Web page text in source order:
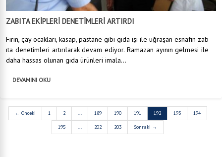
ZABITA EKİPLERİ DENETİMLERİ ARTIRDI
Fırın, çay ocakları, kasap, pastane gibi gıda işi ile uğraşan esnafın zab
ıta denetimleri artırılarak devam ediyor. Ramazan ayının gelmesi ile
daha hassas olunan gıda ürünleri imala...
DEVAMINI OKU
← Önceki 1 2 ... 189 190 191 192 193 194
195 ... 202 203 Sonraki →